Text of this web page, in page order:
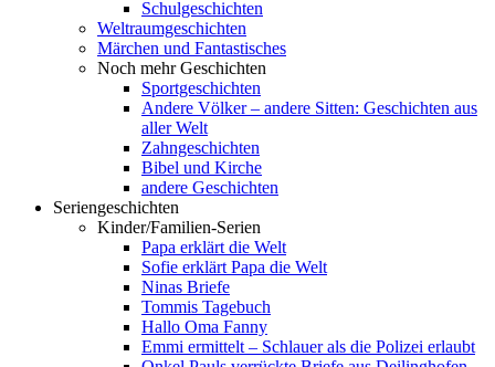
Schulgeschichten
Weltraumgeschichten
Märchen und Fantastisches
Noch mehr Geschichten
Sportgeschichten
Andere Völker – andere Sitten: Geschichten aus
aller Welt
Zahngeschichten
Bibel und Kirche
andere Geschichten
Seriengeschichten
Kinder/Familien-Serien
Papa erklärt die Welt
Sofie erklärt Papa die Welt
Ninas Briefe
Tommis Tagebuch
Hallo Oma Fanny
Emmi ermittelt – Schlauer als die Polizei erlaubt